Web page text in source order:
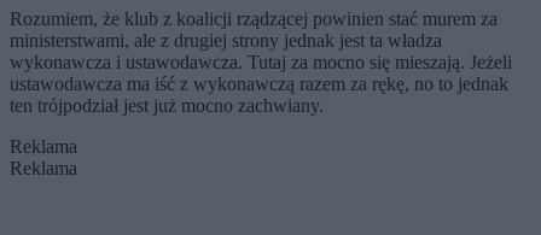
Rozumiem, że klub z koalicji rządzącej powinien stać murem za
ministerstwami, ale z drugiej strony jednak jest ta władza
wykonawcza i ustawodawcza. Tutaj za mocno się mieszają. Jeżeli
ustawodawcza ma iść z wykonawczą razem za rękę, no to jednak
ten trójpodział jest już mocno zachwiany.
Reklama
Reklama